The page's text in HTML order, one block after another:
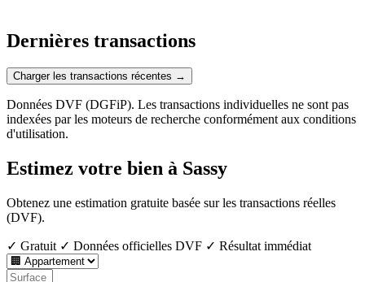
Dernières transactions
Charger les transactions récentes →
Données DVF (DGFiP). Les transactions individuelles ne sont pas
indexées par les moteurs de recherche conformément aux conditions
d'utilisation.
Estimez votre bien à Sassy
Obtenez une estimation gratuite basée sur les transactions réelles
(DVF).
✓ Gratuit ✓ Données officielles DVF ✓ Résultat immédiat